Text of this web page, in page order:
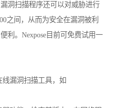
洞扫描程序还可以对威胁进行
之间，从而为安全在漏洞被利
利。Nexpose目前可免费试用一
漏洞扫描工具，如